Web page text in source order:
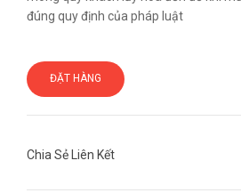
đúng quy định của pháp luật
ĐẶT HÀNG
Chia Sẻ Liên Kết